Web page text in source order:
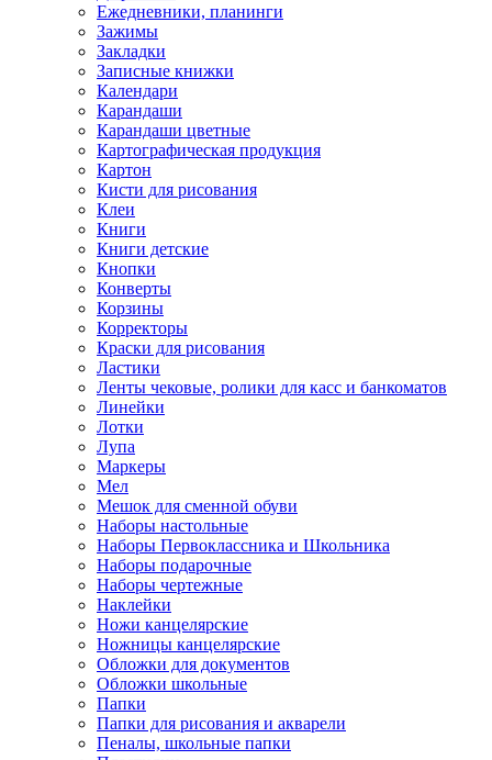
Ежедневники, планинги
Зажимы
Закладки
Записные книжки
Календари
Карандаши
Карандаши цветные
Картографическая продукция
Картон
Кисти для рисования
Клеи
Книги
Книги детские
Кнопки
Конверты
Корзины
Корректоры
Краски для рисования
Ластики
Ленты чековые, ролики для касс и банкоматов
Линейки
Лотки
Лупа
Маркеры
Мел
Мешок для сменной обуви
Наборы настольные
Наборы Первоклассника и Школьника
Наборы подарочные
Наборы чертежные
Наклейки
Ножи канцелярские
Ножницы канцелярские
Обложки для документов
Обложки школьные
Папки
Папки для рисования и акварели
Пеналы, школьные папки